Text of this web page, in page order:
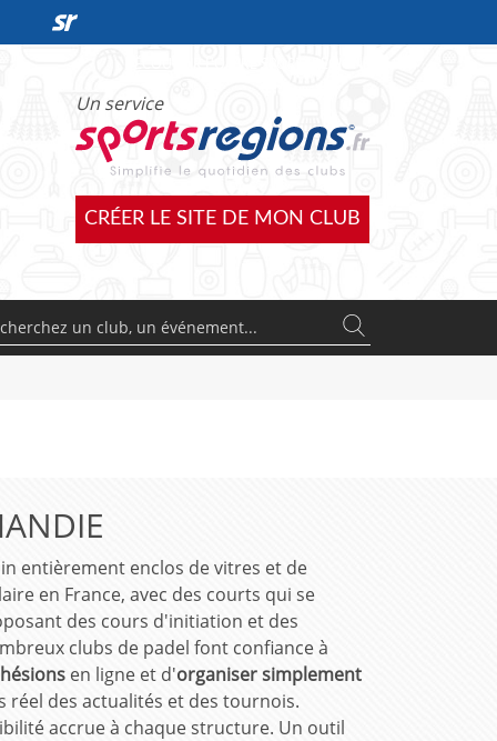
entièrement enclos de vitres et de
en France, avec des courts qui se
des cours d'initiation et des
clubs de padel font confiance à
en ligne et d'organiser simplement
des actualités et des tournois.
accrue à chaque structure. Un outil
Un service
CRÉER LE SITE DE MON CLUB